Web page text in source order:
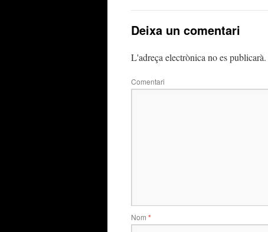
Deixa un comentari
L'adreça electrònica no es publicarà.
Comentari
Nom *